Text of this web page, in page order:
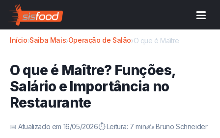
Início›Saiba Mais›Operação de Salão›O que é Maître
O que é Maître? Funções,
Salário e Importância no
Restaurante
📅 Atualizado em 16/05/2026⏱️ Leitura: 7 min✍️ Bruno Schneider